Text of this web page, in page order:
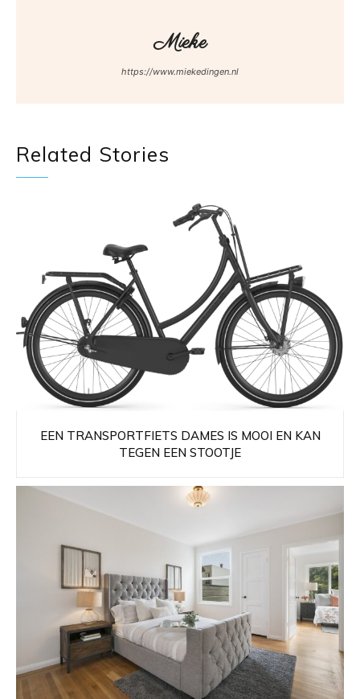
Mieke
https://www.miekedingen.nl
Related Stories
EEN TRANSPORTFIETS DAMES IS MOOI EN KAN
TEGEN EEN STOOTJE